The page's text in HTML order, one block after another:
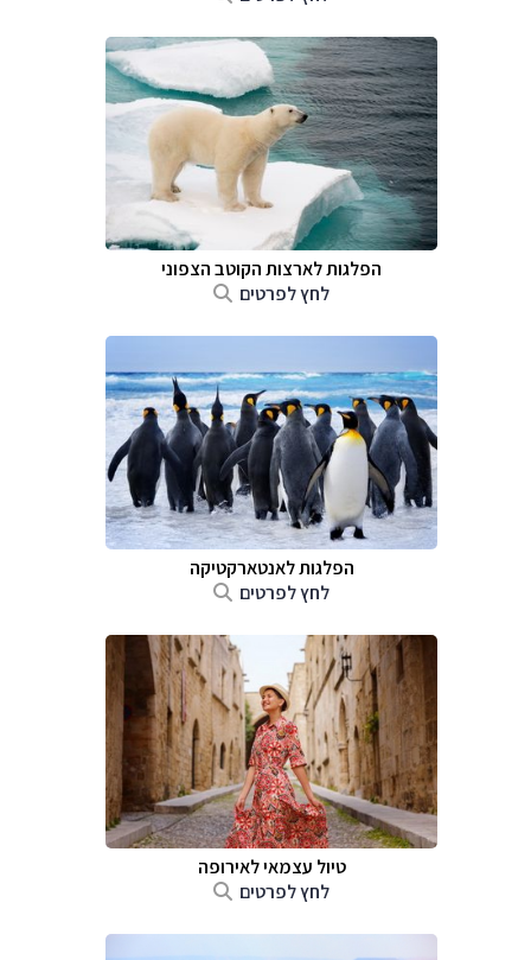
הפלגות לארצות הקוטב הצפוני
לחץ לפרטים
הפלגות לאנטארקטיקה
לחץ לפרטים
טיול עצמאי לאירופה
לחץ לפרטים